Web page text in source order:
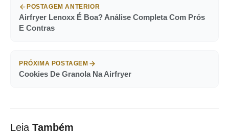
POSTAGEM ANTERIOR
Airfryer Lenoxx É Boa? Análise Completa Com Prós
E Contras
PRÓXIMA POSTAGEM
Cookies De Granola Na Airfryer
Leia Também